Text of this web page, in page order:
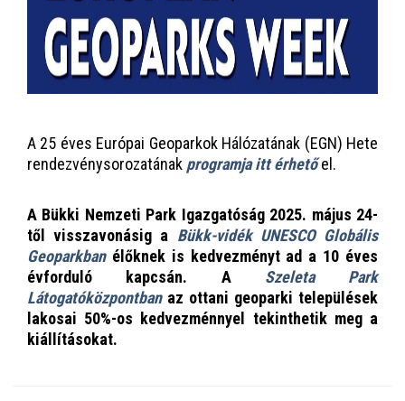
A 25 éves Európai Geoparkok Hálózatának (EGN) Hete
rendezvénysorozatának programja itt érhetőel.
A Bükki Nemzeti Park Igazgatóság 2025. május 24-
től visszavonásig a Bükk-vidék UNESCO Globális
Geoparkbanélőknek is kedvezményt ad a 10 éves
évforduló kapcsán. A Szeleta Park
Látogatóközpontbanaz ottani geoparki települések
lakosai 50%-os kedvezménnyel tekinthetik meg a
kiállításokat.